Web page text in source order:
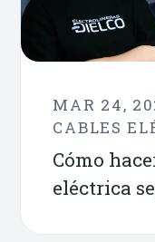
MAR 24,
CABLES
Cómo
eléctrica